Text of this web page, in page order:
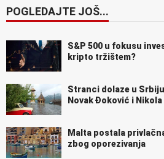
POGLEDAJTE JOŠ...
S&P 500 u fokusu
kripto tržištem?
Stranci dolaze u
Novak Đoković i
Malta postala
zbog oporezivanja